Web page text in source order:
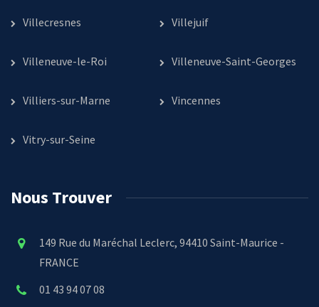
Villecresnes Villejuif
Villeneuve-le-Roi Villeneuve-Saint-Georges
Villiers-sur-Marne Vincennes
Vitry-sur-Seine
Nous Trouver
149 Rue du Maréchal Leclerc, 94410 Saint-Maurice -
FRANCE
01 43 94 07 08